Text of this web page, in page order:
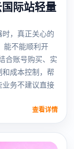
际站轻量
，真正关心的
能不能顺利开
合账号购买、实
成本控制，帮
务不建议直接
查看详情